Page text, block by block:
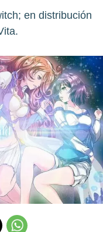
en distribución